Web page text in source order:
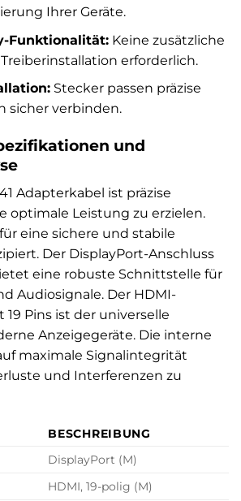
Ihrer Geräte.
Funktionalität:Keine zusätzliche
erforderlich.
Stecker passen präzise
sicher verbinden.
und
Adapterkabel ist präzise
optimale Leistung zu erzielen.
eine sichere und stabile
Der DisplayPort-Anschluss
eine robuste Schnittstelle für
Audiosignale. Der HDMI-
19 Pins ist der universelle
Anzeigegeräte. Die interne
maximale Signalintegrität
und Interferenzen zu
BESCHREIBUNG
DisplayPort (M)
HDMI, 19-polig (M)